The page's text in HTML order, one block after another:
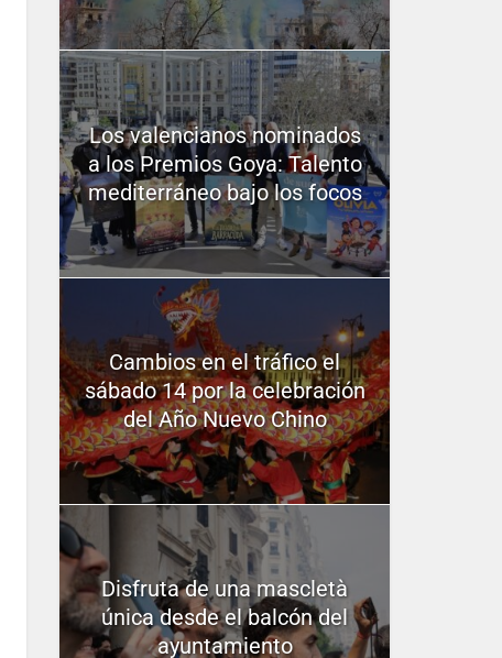
Los valencianos nominados
a los Premios Goya: Talento
mediterráneo bajo los focos
Cambios en el tráfico el
sábado 14 por la celebración
del Año Nuevo Chino
Disfruta de una mascletà
única desde el balcón del
ayuntamiento